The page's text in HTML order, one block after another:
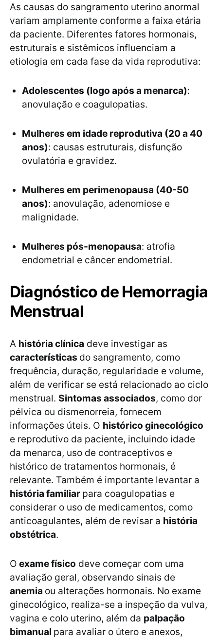
As causas do sangramento uterino anormal
variam amplamente conforme a faixa etária
da paciente. Diferentes fatores hormonais,
estruturais e sistêmicos influenciam a
etiologia em cada fase da vida reprodutiva:
Adolescentes (logo após a menarca):
anovulação e coagulopatias.
Mulheres em idade reprodutiva (20 a 40
anos): causas estruturais, disfunção
ovulatória e gravidez.
Mulheres em perimenopausa (40-50
anos): anovulação, adenomiose e
malignidade.
Mulheres pós-menopausa: atrofia
endometrial e câncer endometrial.
Diagnóstico de Hemorragia
Menstrual
A história clínica deve investigar as
características do sangramento, como
frequência, duração, regularidade e volume,
além de verificar se está relacionado ao ciclo
menstrual. Sintomas associados, como dor
pélvica ou dismenorreia, fornecem
informações úteis. O histórico ginecológico
e reprodutivo da paciente, incluindo idade
da menarca, uso de contraceptivos e
histórico de tratamentos hormonais, é
relevante. Também é importante levantar a
história familiar para coagulopatias e
considerar o uso de medicamentos, como
anticoagulantes, além de revisar a história
obstétrica.
O exame físico deve começar com uma
avaliação geral, observando sinais de
anemia ou alterações hormonais. No exame
ginecológico, realiza-se a inspeção da vulva,
vagina e colo uterino, além da palpação
bimanual para avaliar o útero e anexos,